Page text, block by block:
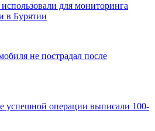
для мониторинга
в Бурятии
не пострадал после
операции выписали 100-